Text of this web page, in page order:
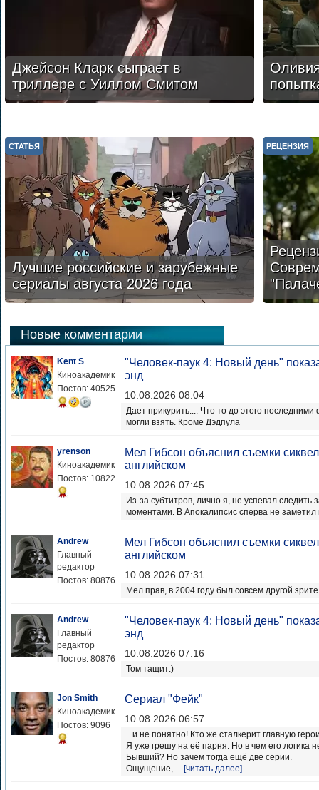
Джейсон Кларк сыграет в
триллере с Уиллом Смитом
Лучшие российские и зарубежные
сериалы августа 2026 года
СТАТЬЯ РЕЦЕНЗИЯ
Новые комментарии
Kent S
Киноакадемик
Постов: 40525
"Человек-паук 4: Новый день"
энд
10.08.2026 08:04
Дает прикурить.... Что то до этого
могли взять. Кроме Дэдпула
yrenson
Киноакадемик
Постов: 10822
Мел Гибсон объяснил съемки
английском
10.08.2026 07:45
Из-за субтитров, лично я, не успевал
моментами. В Апокалипсис сперва не заметил
Andrew
Главный
редактор
Постов: 80876
Мел Гибсон объяснил съемки
английском
10.08.2026 07:31
Мел прав, в 2004 году был совсем другой
Andrew
Главный
редактор
Постов: 80876
"Человек-паук 4: Новый день"
энд
10.08.2026 07:16
Том тащит:)
Jon Smith
Киноакадемик
Постов: 9096
Сериал "Фейк"
10.08.2026 06:57
...и не понятно! Кто же сталкерит главную
Я уже грешу на её парня. Но в чем его логика
Бывший? Но зачем тогда ещё две серии.
Ощущение, ... [читать далее]